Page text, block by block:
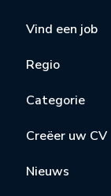
Vind een job
Regio
Categorie
Creëer uw CV
Nieuws